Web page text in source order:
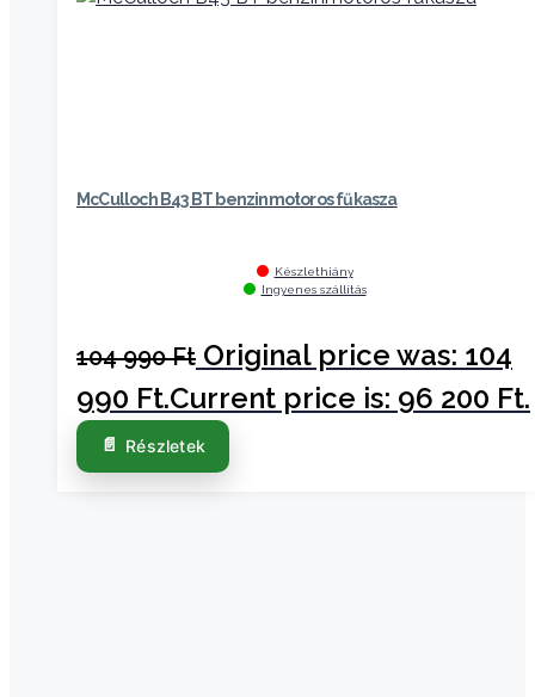
McCulloch B43 BT benzinmotoros fűkasza
Készlethiány
Ingyenes szállítás
104 990Ft Original price was: 104
990 Ft.Current price is: 96 200 Ft.
Részletek